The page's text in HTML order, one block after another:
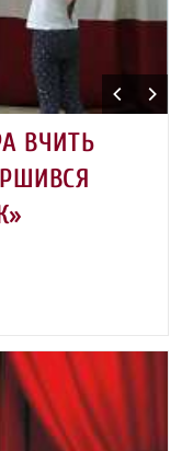
ВЧИТЬ